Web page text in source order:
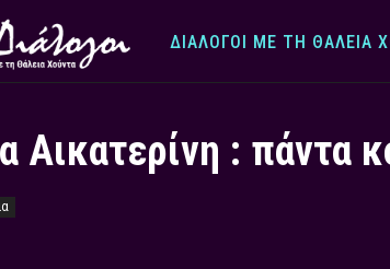
ΔΙΆΛΟΓΟΙ ΜΕ ΤΗ ΘΆΛΕΙΑ
Αικατερίνη : πάντα